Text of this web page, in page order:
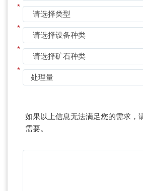
*
*
*
*
如果以上信息无法满足您的需求，
需要。